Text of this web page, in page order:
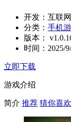
开发： 互联网
分类： 手机
版本：
时间： 2025/
立即下载
游戏介绍
简介 推荐 猜你喜欢